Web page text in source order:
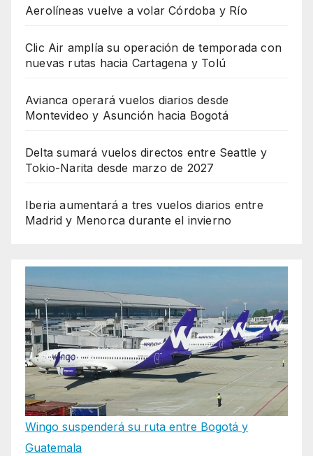
Aerolíneas vuelve a volar Córdoba y Río
Clic Air amplía su operación de temporada con
nuevas rutas hacia Cartagena y Tolú
Avianca operará vuelos diarios desde
Montevideo y Asunción hacia Bogotá
Delta sumará vuelos directos entre Seattle y
Tokio-Narita desde marzo de 2027
Iberia aumentará a tres vuelos diarios entre
Madrid y Menorca durante el invierno
Wingo suspenderá su ruta entre Bogotá y
Guatemala